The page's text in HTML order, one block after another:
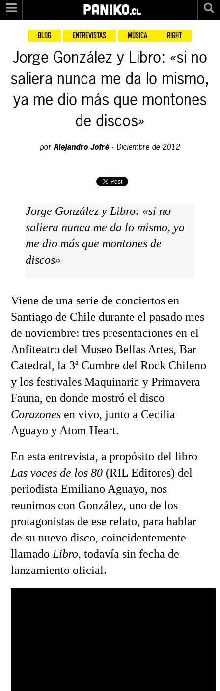
PANIKO.cl
BLOG ENTREVISTAS MÚSICA RIGHT
Jorge González y Libro: «si no
saliera nunca me da lo mismo,
ya me dio más que montones
de discos»
porAlejandro Jofré · Diciembre de 2012
Jorge González y Libro: «si no
saliera nunca me da lo mismo, ya
me dio más que montones de
discos»
Viene de una serie de conciertos en
Santiago de Chile durante el pasado mes
de noviembre: tres presentaciones en el
Anfiteatro del Museo Bellas Artes, Bar
Catedral, la 3ª Cumbre del Rock Chileno
y los festivales Maquinaria y Primavera
Fauna, en donde mostró el disco
Corazonesen vivo, junto a Cecilia
Aguayo y Atom Heart.
En esta entrevista, a propósito del libro
Las voces de los 80(RIL Editores) del
periodista Emiliano Aguayo, nos
reunimos con González, uno de los
protagonistas de ese relato, para hablar
de su nuevo disco, coincidentemente
llamado Libro, todavía sin fecha de
lanzamiento oficial.